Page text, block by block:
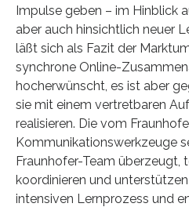
Impulse geben – im Hinblick
aber auch hinsichtlich neuer
läßt sich als Fazit der
synchrone Online-
hocherwünscht, es ist aber
sie mit einem vertretbaren
realisieren. Die vom
Kommunikationswerkzeuge
Fraunhofer-Team überzeugt,
koordinieren und
intensiven Lernprozess und